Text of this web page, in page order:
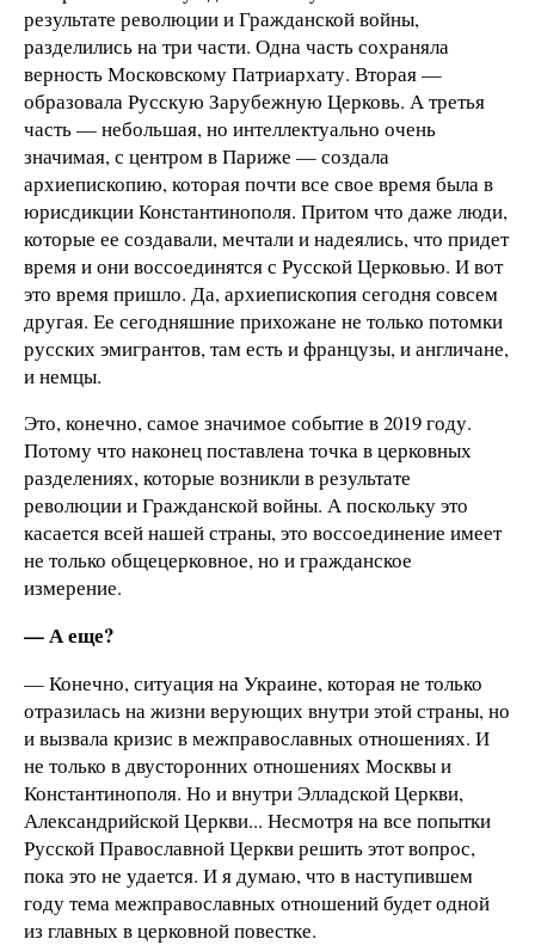
результате революции и Гражданской войны,
разделились на три части. Одна часть сохраняла
верность Московскому Патриархату. Вторая —
образовала Русскую Зарубежную Церковь. А третья
часть — небольшая, но интеллектуально очень
значимая, с центром в Париже — создала
архиепископию, которая почти все свое время была в
юрисдикции Константинополя. Притом что даже люди,
которые ее создавали, мечтали и надеялись, что придет
время и они воссоединятся с Русской Церковью. И вот
это время пришло. Да, архиепископия сегодня совсем
другая. Ее сегодняшние прихожане не только потомки
русских эмигрантов, там есть и французы, и англичане,
и немцы.
Это, конечно, самое значимое событие в 2019 году.
Потому что наконец поставлена точка в церковных
разделениях, которые возникли в результате
революции и Гражданской войны. А поскольку это
касается всей нашей страны, это воссоединение имеет
не только общецерковное, но и гражданское
измерение.
— А еще?
— Конечно, ситуация на Украине, которая не только
отразилась на жизни верующих внутри этой страны, но
и вызвала кризис в межправославных отношениях. И
не только в двусторонних отношениях Москвы и
Константинополя. Но и внутри Элладской Церкви,
Александрийской Церкви... Несмотря на все попытки
Русской Православной Церкви решить этот вопрос,
пока это не удается. И я думаю, что в наступившем
году тема межправославных отношений будет одной
из главных в церковной повестке.